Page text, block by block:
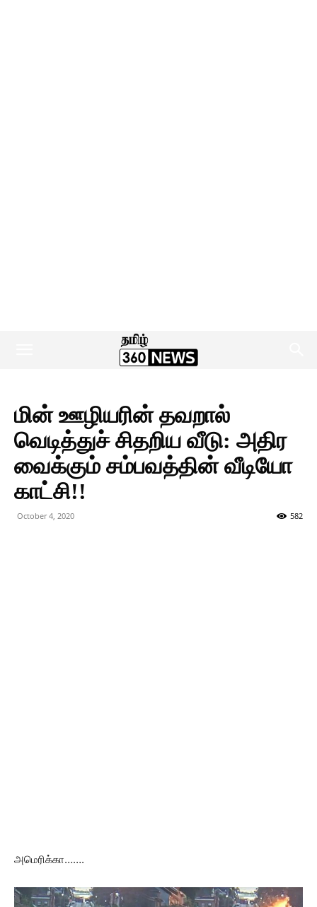
மின் ஊழியரின் தவறால்
வெடித்துச் சிதறிய வீடு: அதிர
வைக்கும் சம்பவத்தின் வீடியோ
காட்சி!!
October 4, 2020 582
அமெரிக்கா…….